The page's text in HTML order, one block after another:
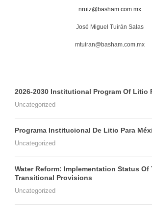
nruiz@basham.com.mx
José Miguel Tuirán Salas
mtuiran@basham.com.mx
2026-2030 Institutional Program Of Litio
Uncategorized
Programa Institucional De Litio Para
Uncategorized
Water Reform: Implementation Status Of
Transitional Provisions
Uncategorized